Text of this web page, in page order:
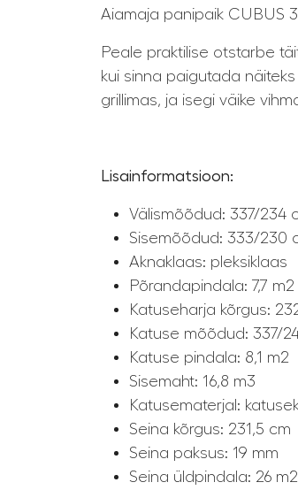
Aiamaja panipaik CUBUS
Peale praktilise otstarbe
kui sinna paigutada
grillimas, ja isegi väike
Lisainformatsioon:
Välismõõdud: 337/234
Sisemõõdud: 333/230
Aknaklaas: pleksiklaas
Põrandapindala: 7,7 m2
Katuseharja kõrgus:
Katuse mõõdud: 337/
Katuse pindala: 8,1 m2
Sisemaht: 16,8 m3
Katusematerjal:
Seina kõrgus: 231,5 cm
Seina paksus: 19 mm
Seina üldpindala: 26 m2